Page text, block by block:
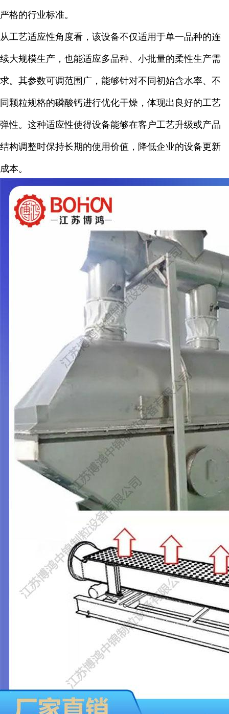
严格的行业标准。
从工艺适应性角度看，该设备不仅适用于单一品种的连
续大规模生产，也能适应多品种、小批量的柔性生产需
求。其参数可调范围广，能够针对不同初始含水率、不
同颗粒规格的磷酸钙进行优化干燥，体现出良好的工艺
弹性。这种适应性使得设备能够在客户工艺升级或产品
结构调整时保持长期的使用价值，降低企业的设备更新
成本。